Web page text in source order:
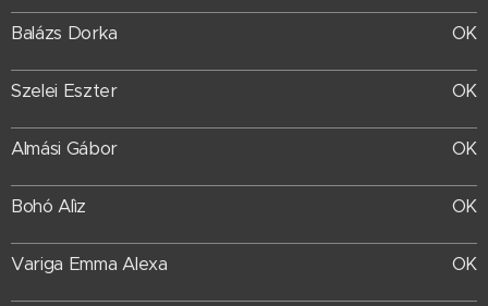
Balázs Dorka OK
Szelei Eszter OK
Almási Gábor OK
Bohó Alìz OK
Variga Emma Alexa OK